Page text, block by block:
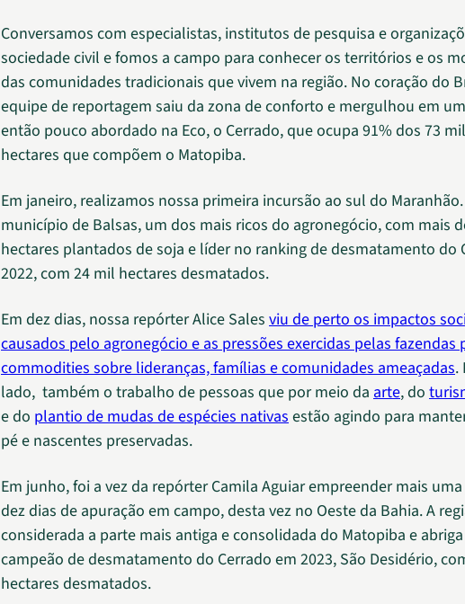
Conversamos com especialistas, institutos de pesquisa e
sociedade civil e fomos a campo para conhecer os territórios e os
das comunidades tradicionais que vivem na região. No coração do
equipe de reportagem saiu da zona de conforto e mergulhou em
então pouco abordado na Eco, o Cerrado, que ocupa 91% dos 73
hectares que compõem o Matopiba.
Em janeiro, realizamos nossa primeira incursão ao sul do
município de Balsas, um dos mais ricos do agronegócio, com mais
hectares plantados de soja e líder no ranking de desmatamento do
2022, com 24 mil hectares desmatados.
Em dez dias, nossa repórter Alice Sales viu de perto os impactos
causados pelo agronegócio e as pressões exercidas pelas
commodities sobre lideranças, famílias e comunidades ameaçadas.
lado, também o trabalho de pessoas que por meio da arte, do
e do plantio de mudas de espécies nativas estão agindo para
pé e nascentes preservadas.
Em junho, foi a vez da repórter Camila Aguiar empreender mais
dez dias de apuração em campo, desta vez no Oeste da Bahia. A
considerada a parte mais antiga e consolidada do Matopiba e
campeão de desmatamento do Cerrado em 2023, São Desidério,
hectares desmatados.